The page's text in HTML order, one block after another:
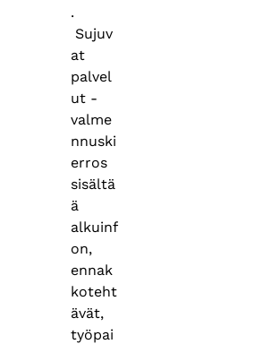
.
Sujuv
at
palvel
ut -
valme
nnuski
erros
sisältä
ä
alkuinf
on,
ennak
koteht
ävät,
työpai